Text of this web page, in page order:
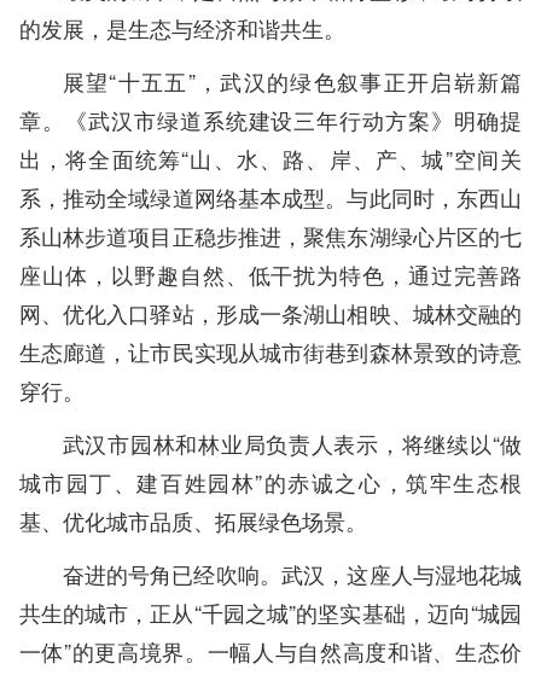
的发展，是生态与经济和谐共生。
展望“十五五”，武汉的绿色叙事正开启崭新篇
章。《武汉市绿道系统建设三年行动方案》明确提
出，将全面统筹“山、水、路、岸、产、城”空间关
系，推动全域绿道网络基本成型。与此同时，东西山
系山林步道项目正稳步推进，聚焦东湖绿心片区的七
座山体，以野趣自然、低干扰为特色，通过完善路
网、优化入口驿站，形成一条湖山相映、城林交融的
生态廊道，让市民实现从城市街巷到森林景致的诗意
穿行。
武汉市园林和林业局负责人表示，将继续以“做
城市园丁、建百姓园林”的赤诚之心，筑牢生态根
基、优化城市品质、拓展绿色场景。
奋进的号角已经吹响。武汉，这座人与湿地花城
共生的城市，正从“千园之城”的坚实基础，迈向“城园
一体”的更高境界。一幅人与自然高度和谐、生态价